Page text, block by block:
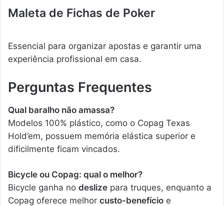
Maleta de Fichas de Poker
Essencial para organizar apostas e garantir uma
experiência profissional em casa.
Perguntas Frequentes
Qual baralho não amassa?
Modelos 100% plástico, como o Copag Texas
Hold’em, possuem memória elástica superior e
dificilmente ficam vincados.
Bicycle ou Copag: qual o melhor?
Bicycle ganha no deslize para truques, enquanto a
Copag oferece melhor custo-benefício e